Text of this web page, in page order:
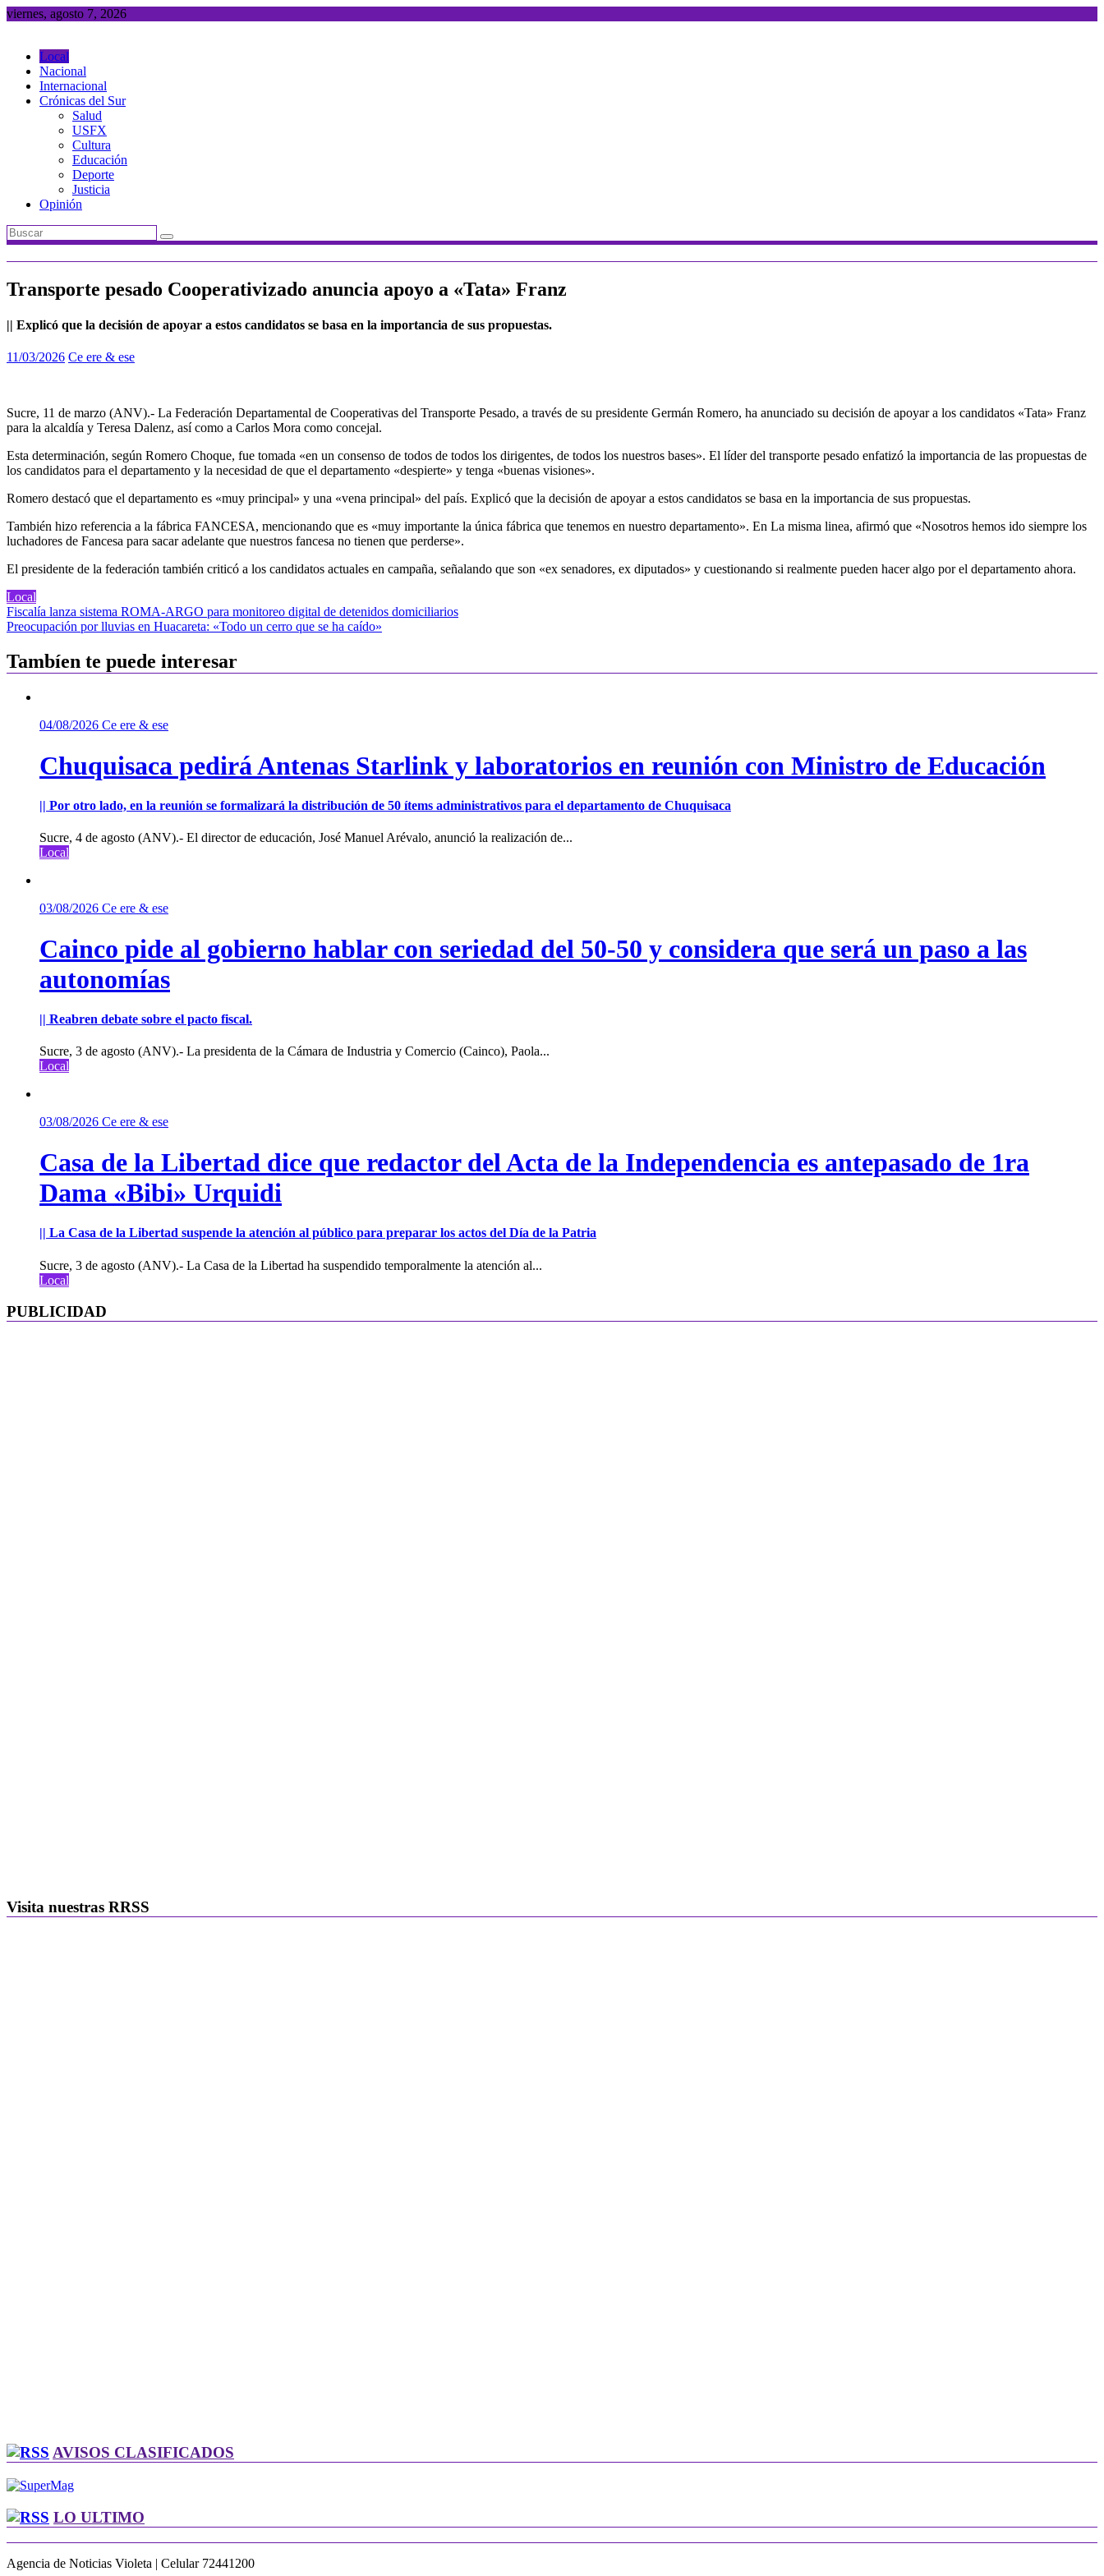
Saltar
viernes, agosto 7, 2026
Local
Nacional
Internacional
Crónicas del Sur
Salud
USFX
Cultura
Educación
Deporte
Justicia
Opinión
Transporte pesado Cooperativizado anuncia apoyo a «Tata» Franz
|| Explicó que la decisión de apoyar a estos candidatos se basa en la importancia de sus propuestas.
11/03/2026 Ce ere & ese
Sucre, 11 de marzo (ANV).- La Federación Departamental de Cooperativas del Transporte Pesado, a través de su presidente Germán Romero, ha anunciado su decisión de apoyar a los candidatos «Tata» Franz
para la alcaldía y Teresa Dalenz, así como a Carlos Mora como concejal.
Esta determinación, según Romero Choque, fue tomada «en un consenso de todos de todos los dirigentes, de todos los nuestros bases». El líder del transporte pesado enfatizó la importancia de las propuestas de
los candidatos para el departamento y la necesidad de que el departamento «despierte» y tenga «buenas visiones».
Romero destacó que el departamento es «muy principal» y una «vena principal» del país. Explicó que la decisión de apoyar a estos candidatos se basa en la importancia de sus propuestas.
También hizo referencia a la fábrica FANCESA, mencionando que es «muy importante la única fábrica que tenemos en nuestro departamento». En La misma linea, afirmó que «Nosotros hemos ido siempre los
luchadores de Fancesa para sacar adelante que nuestros fancesa no tienen que perderse».
El presidente de la federación también criticó a los candidatos actuales en campaña, señalando que son «ex senadores, ex diputados» y cuestionando si realmente pueden hacer algo por el departamento ahora.
Local
Navegación
de
entradas
Fiscalía lanza sistema ROMA-ARGO para monitoreo digital de detenidos domiciliarios
Preocupación por lluvias en Huacareta: «Todo un cerro que se ha caído»
Tambíen te puede interesar
04/08/2026 Ce ere & ese
Chuquisaca pedirá Antenas Starlink y laboratorios en reunión con Ministro de Educación
|| Por otro lado, en la reunión se formalizará la distribución de 50 ítems administrativos para el departamento de Chuquisaca
Sucre, 4 de agosto (ANV).- El director de educación, José Manuel Arévalo, anunció la realización de...
Local
03/08/2026 Ce ere & ese
Cainco pide al gobierno hablar con seriedad del 50-50 y considera que será un paso a las
autonomías
|| Reabren debate sobre el pacto fiscal.
Sucre, 3 de agosto (ANV).- La presidenta de la Cámara de Industria y Comercio (Cainco), Paola...
Local
03/08/2026 Ce ere & ese
Casa de la Libertad dice que redactor del Acta de la Independencia es antepasado de 1ra
Dama «Bibi» Urquidi
|| La Casa de la Libertad suspende la atención al público para preparar los actos del Día de la Patria
Sucre, 3 de agosto (ANV).- La Casa de la Libertad ha suspendido temporalmente la atención al...
Local
PUBLICIDAD
Visita nuestras RRSS
AVISOS CLASIFICADOS
LO ULTIMO
Agencia de Noticias Violeta | Celular 72441200